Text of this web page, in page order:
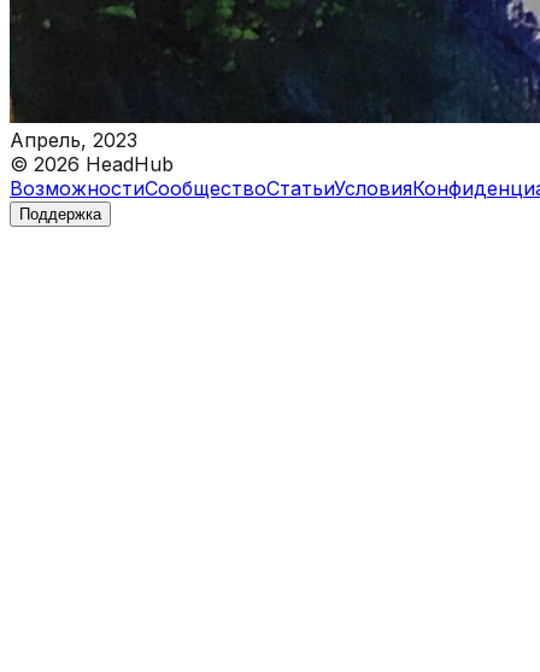
Апрель, 2023
© 2026 HeadHub
ВозможностиСообществоСтатьиУсловия
Поддержка